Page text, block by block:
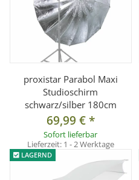
proxistar Parabol Maxi
Studioschirm
schwarz/silber 180cm
69,99 €*
Sofort lieferbar
Lieferzeit: 1 - 2 Werktage
LAGERND